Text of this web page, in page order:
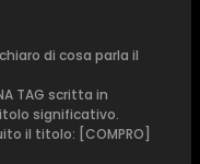
di cosa parla il
TAG scritta in
significativo.
il titolo: [COMPRO]